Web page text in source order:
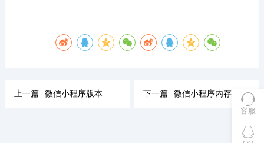
上一篇 微信小程序版本兼容性问题及解决方案 下一篇
客服